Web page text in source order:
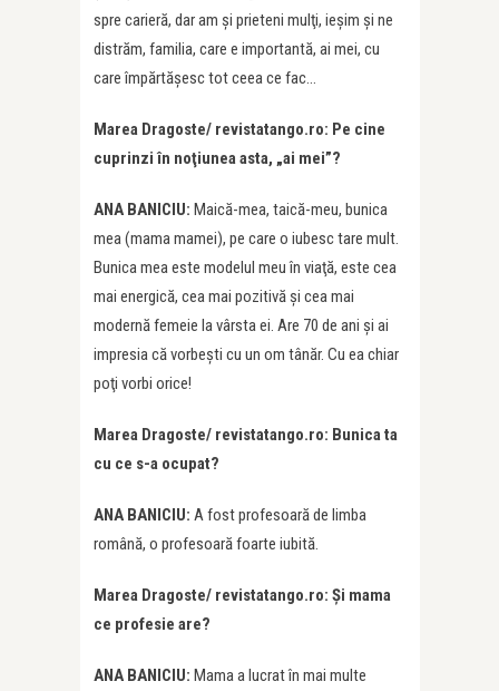
spre carieră, dar am şi prieteni mulţi, ieşim şi ne
distrăm, familia, care e importantă, ai mei, cu
care împărtăşesc tot ceea ce fac…
Marea Dragoste/ revistatango.ro: Pe cine
cuprinzi în noţiunea asta, „ai mei”?
ANA BANICIU: Maică-mea, taică-meu, bunica
mea (mama mamei), pe care o iubesc tare mult.
Bunica mea este modelul meu în viaţă, este cea
mai energică, cea mai pozitivă şi cea mai
modernă femeie la vârsta ei. Are 70 de ani şi ai
impresia că vorbeşti cu un om tânăr. Cu ea chiar
poţi vorbi orice!
Marea Dragoste/ revistatango.ro: Bunica ta
cu ce s-a ocupat?
ANA BANICIU: A fost profesoară de limba
română, o profesoară foarte iubită.
Marea Dragoste/ revistatango.ro: Şi mama
ce profesie are?
ANA BANICIU: Mama a lucrat în mai multe